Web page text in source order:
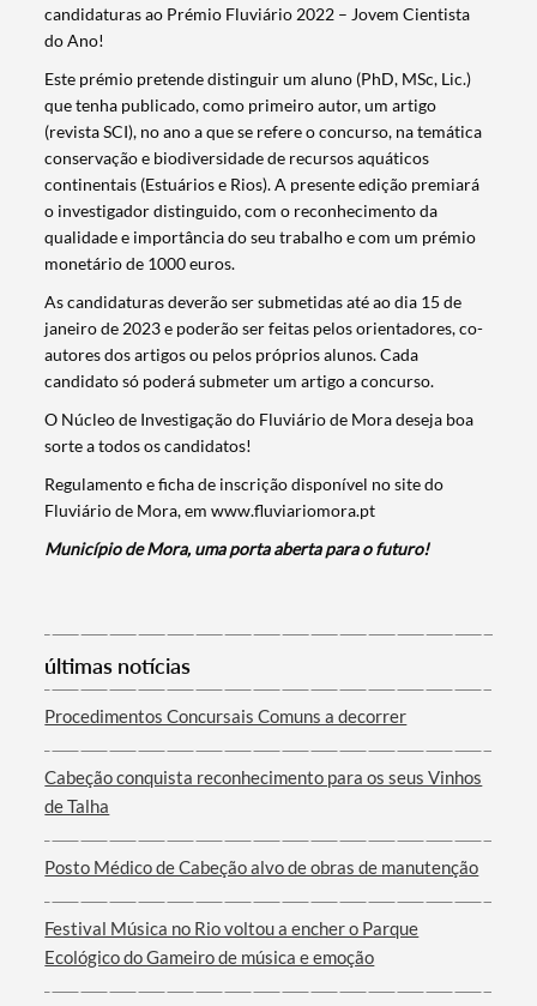
Termo de Pesquisa
Categorias gerais
Filtros
candidaturas ao Prémio Fluviário 2022 – Jovem Cientista
do Ano!
Este prémio pretende distinguir um aluno (PhD, MSc, Lic.)
que tenha publicado, como primeiro autor, um artigo
(revista SCI), no ano a que se refere o concurso, na temática
conservação e biodiversidade de recursos aquáticos
continentais (Estuários e Rios). A presente edição premiará
o investigador distinguido, com o reconhecimento da
qualidade e importância do seu trabalho e com um prémio
monetário de 1000 euros.
As candidaturas deverão ser submetidas até ao dia 15 de
janeiro de 2023 e poderão ser feitas pelos orientadores, co-
autores dos artigos ou pelos próprios alunos. Cada
candidato só poderá submeter um artigo a concurso.
O Núcleo de Investigação do Fluviário de Mora deseja boa
sorte a todos os candidatos!
Regulamento e ficha de inscrição disponível no site do
Fluviário de Mora, em www.fluviariomora.pt
Município de Mora, uma porta aberta para o futuro!
últimas notícias
Procedimentos Concursais Comuns a decorrer
Cabeção conquista reconhecimento para os seus Vinhos
de Talha
Posto Médico de Cabeção alvo de obras de manutenção
Festival Música no Rio voltou a encher o Parque
Ecológico do Gameiro de música e emoção